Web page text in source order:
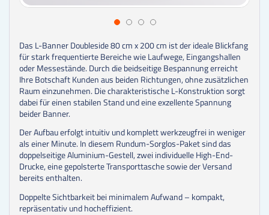
Das L-Banner Doubleside 80 cm x 200 cm ist der ideale Blickfang
für stark frequentierte Bereiche wie Laufwege, Eingangshallen
oder Messestände. Durch die beidseitige Bespannung erreicht
Ihre Botschaft Kunden aus beiden Richtungen, ohne zusätzlichen
Raum einzunehmen. Die charakteristische L-Konstruktion sorgt
dabei für einen stabilen Stand und eine exzellente Spannung
beider Banner.
Der Aufbau erfolgt intuitiv und komplett werkzeugfrei in weniger
als einer Minute. In diesem Rundum-Sorglos-Paket sind das
doppelseitige Aluminium-Gestell, zwei individuelle High-End-
Drucke, eine gepolsterte Transporttasche sowie der Versand
bereits enthalten.
Doppelte Sichtbarkeit bei minimalem Aufwand – kompakt,
repräsentativ und hocheffizient.